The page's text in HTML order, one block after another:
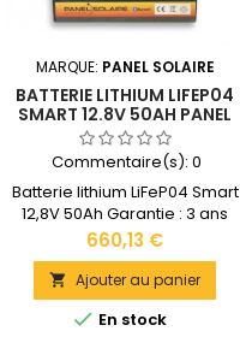
MARQUE: PANEL SOLAIRE
BATTERIE LITHIUM LIFEP04
SMART 12.8V 50AH PANEL
SOLAIRE
Commentaire(s): 0
Batterie lithium LiFeP04 Smart
12,8V 50Ah Garantie : 3 ans
Dimensions : 198 x 166 x 170 mm
Poids : 7,5 kg Documentation
technique disponible dans les
"DOCUMENTS JOINTS".
Prix
660,13 €
 Ajouter au panier
 En stock